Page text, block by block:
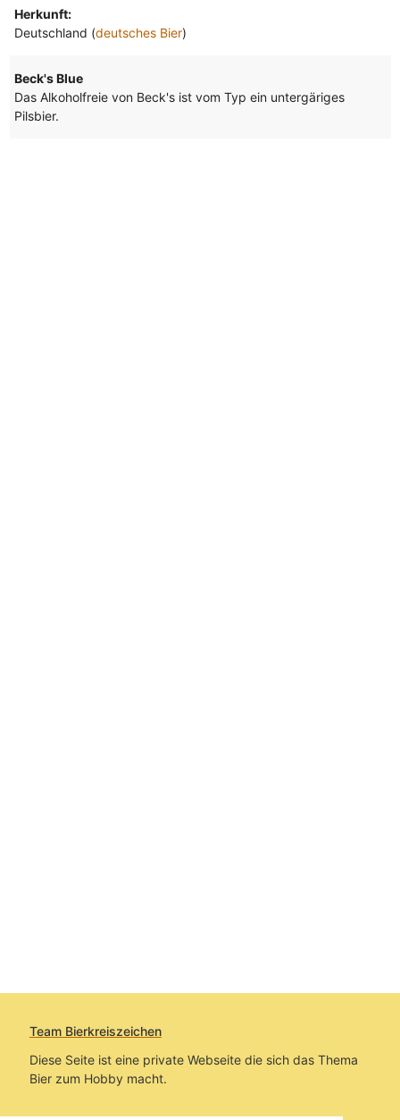
Herkunft:
Deutschland (deutsches Bier)
Beck's Blue
Das Alkoholfreie von Beck's ist vom Typ ein untergäriges
Pilsbier.
Team Bierkreiszeichen
Diese Seite ist eine private Webseite die sich das Thema
Bier zum Hobby macht.